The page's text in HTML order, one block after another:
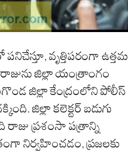
వృత్తిపరంగా ఉత్తమ
రాజును జిల్లా యంత్రాంగం
జిల్లా కేంద్రంలోని పోలీస్
జిల్లా కలెక్టర్ బడుగు
రాజు ప్రశంసా పత్రాన్ని
నిర్వహించడం, ప్రజలకు